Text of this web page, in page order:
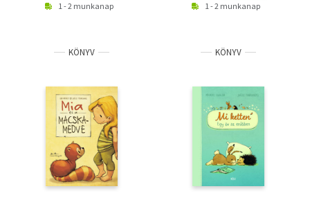
1 - 2 munkanap 1 - 2 munkanap
KÖNYV KÖNYV